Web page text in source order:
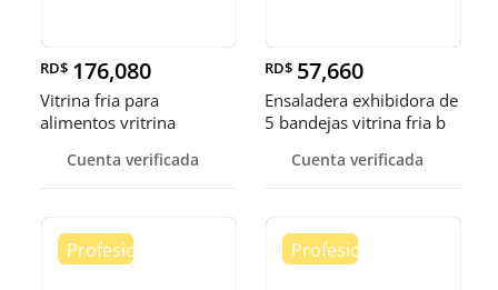
RD$ 176,080
Vitrina fria para
alimentos vritrina
Cuenta verificada
RD$ 57,660
Ensaladera exhibidora de
5 bandejas vitrina fria b
Cuenta verificada